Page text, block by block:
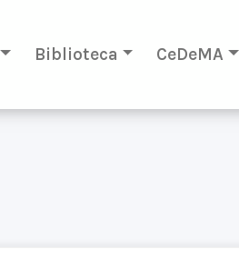
Biblioteca CeDeMA